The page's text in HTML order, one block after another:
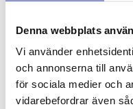
Denna webbplats
Vi använder
och annonserna till
för sociala medier och
vidarebefordrar även